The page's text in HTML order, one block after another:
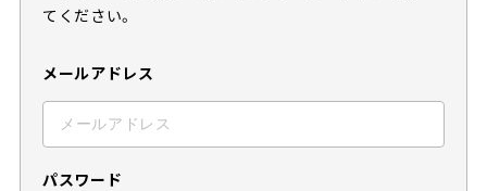
てください。
メールアドレス
パスワード